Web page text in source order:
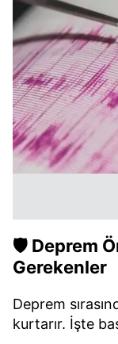
🛡️ Deprem
Gerekenler
Deprem
kurtarır. İşte